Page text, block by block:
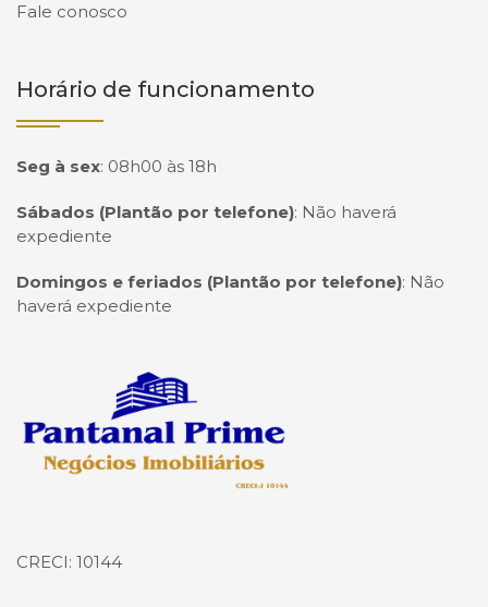
Fale conosco
Horário de funcionamento
Seg à sex: 08h00 às 18h
Sábados (Plantão por telefone): Não haverá
expediente
Domingos e feriados (Plantão por telefone): Não
haverá expediente
Página inicial
CRECI: 10144